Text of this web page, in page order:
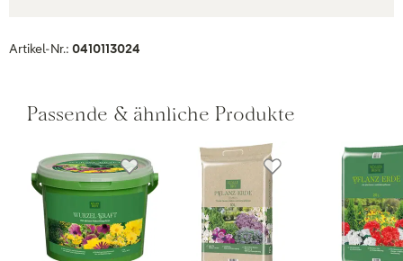
Artikel-Nr.: 0410113024
Passende & ähnliche Produkte